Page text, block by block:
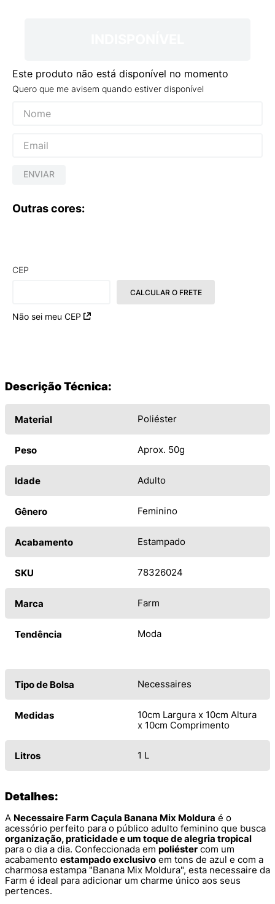
Este produto não está disponível no momento
Quero que me avisem quando estiver disponível
ENVIAR
Outras cores:
CEP
Não sei meu CEP
CALCULAR O FRETE
Descrição Técnica:
Material Poliéster
Peso Aprox. 50g
Idade Adulto
Gênero Feminino
Acabamento Estampado
SKU 78326024
Marca Farm
Tendência Moda
Tipo de Bolsa Necessaires
Medidas
10cm Largura x 10cm Altura
x 10cm Comprimento
Litros 1 L
Detalhes:
A Necessaire Farm Caçula Banana Mix Moldura é o
acessório perfeito para o público adulto feminino que busca
organização, praticidade e um toque de alegria tropical
para o dia a dia. Confeccionada em poliéster com um
acabamento estampado exclusivo em tons de azul e com a
charmosa estampa "Banana Mix Moldura", esta necessaire da
Farm é ideal para adicionar um charme único aos seus
pertences.